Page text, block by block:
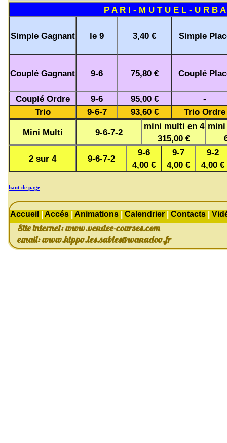
P A R I - M U T U E L - U R B
Simple Gagnant le 9 3,40 € Simple
Couplé Gagnant 9-6 75,80 € Couplé
Couplé Ordre 9-6 95,00 €
-
Trio
9-6-7 93,60 €
Trio Ordre
Mini Multi
9-6-7-2
mini multi en 4
315,00 €
2 sur 4
9-6-7-2
9-6
4,00 €
9-7
4,00 €
9-2
4,00 €
haut de page
Accueil Accés Animations Calendrier Contacts
Site internet: www.vendee-courses.com
email:www.hippo.les.sables@wanadoo.fr